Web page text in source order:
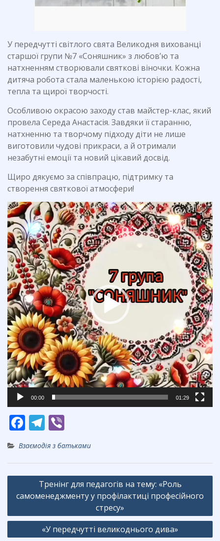
У передчутті світлого свята Великодня вихованці
старшої групи №7 «Соняшник» з любов’ю та
натхненням створювали святкові віночки. Кожна
дитяча робота стала маленькою історією радості,
тепла та щирої творчості.
Особливою окрасою заходу став майстер-клас, який
провела Середа Анастасія. Завдяки її старанню,
натхненню та творчому підходу діти не лише
виготовили чудові прикраси, а й отримали
незабутні емоції та новий цікавий досвід.
Щиро дякуємо за співпрацю, підтримку та
створення святкової атмосфери!
Відеопрогравач
00:00 01:29
F
e
b
o
k
T
el
e
gr
a
m
er
Взаємодія з батьками
Навігація
записів
Тренінг для педагогів на тему: «Роль
самоменеджменту у профілактиці професійного
стресу»
«У передчутті великоднього дива»